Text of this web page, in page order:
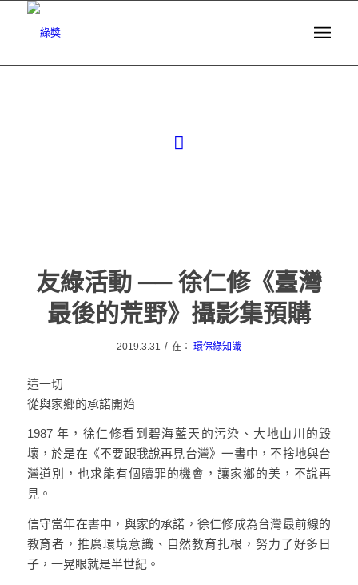
友綠活動 ── 徐仁修《臺灣
最後的荒野》攝影集預購
2019.3.31 / 在： 環保綠知識
這一切
從與家鄉的承諾開始
1987 年，徐仁修看到碧海藍天的污染、大地山川的毀
壞，於是在《不要跟我說再見台灣》一書中，不捨地與台
灣道別，也求能有個贖罪的機會，讓家鄉的美，不說再
見。
信守當年在書中，與家的承諾，徐仁修成為台灣最前線的
教育者，推廣環境意識、自然教育扎根，努力了好多日
子，一晃眼就是半世紀。